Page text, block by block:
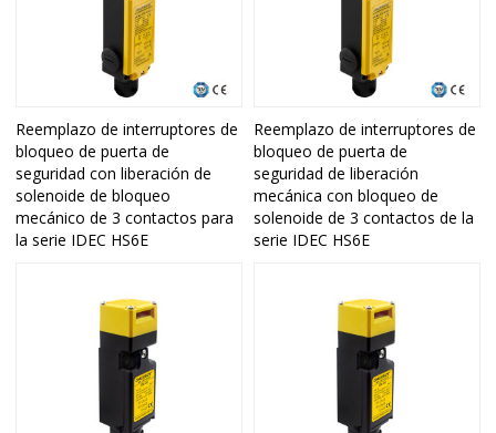
Reemplazo de interruptores de
bloqueo de puerta de
seguridad con liberación de
solenoide de bloqueo
mecánico de 3 contactos para
la serie IDEC HS6E
Reemplazo de interruptores de
bloqueo de puerta de
seguridad de liberación
mecánica con bloqueo de
solenoide de 3 contactos de la
serie IDEC HS6E